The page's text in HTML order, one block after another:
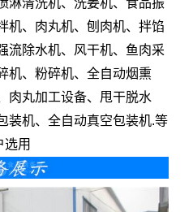
淋清洗机、洗姜机、食品振
机、肉丸机、刨肉机、拌馅
流除水机、风干机、鱼肉采
机、粉碎机、全自动烟熏
肉丸加工设备、甩干脱水
装机、全自动真空包装机.等
选用